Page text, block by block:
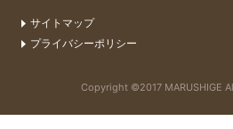
サイトマップ
プライバシーポリシー
Copyright ©2017 MARUSHIGE